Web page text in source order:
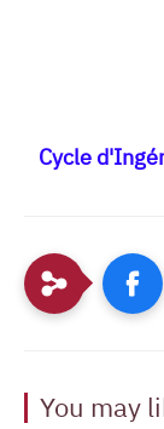
Cycle
You may